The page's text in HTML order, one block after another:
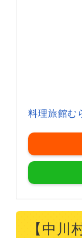
料理旅館む
【中川